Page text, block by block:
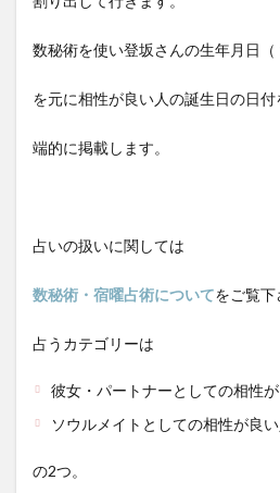
数秘術を使い登坂さんの生年月日（
を元に相性が良い人の誕生日の日付
端的に掲載します。
占いの扱いに関しては
数秘術・宿曜占術についてをご覧下
占うカテゴリーは
彼女・パートナーとしての相性が
ソウルメイトとしての相性が良い
の2つ。